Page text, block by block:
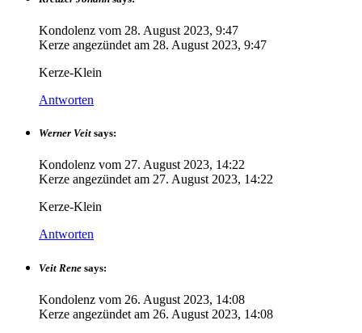
Kondolenz vom 28. August 2023, 9:47
Kerze angezündet am 28. August 2023, 9:47
Kerze-Klein
Antworten
Werner Veit says:
Kondolenz vom 27. August 2023, 14:22
Kerze angezündet am 27. August 2023, 14:22
Kerze-Klein
Antworten
Veit Rene says:
Kondolenz vom 26. August 2023, 14:08
Kerze angezündet am 26. August 2023, 14:08